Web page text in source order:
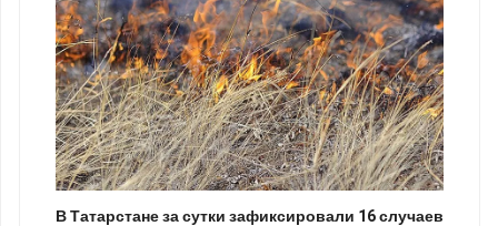
В Татарстане за сутки зафиксировали 16 случаев